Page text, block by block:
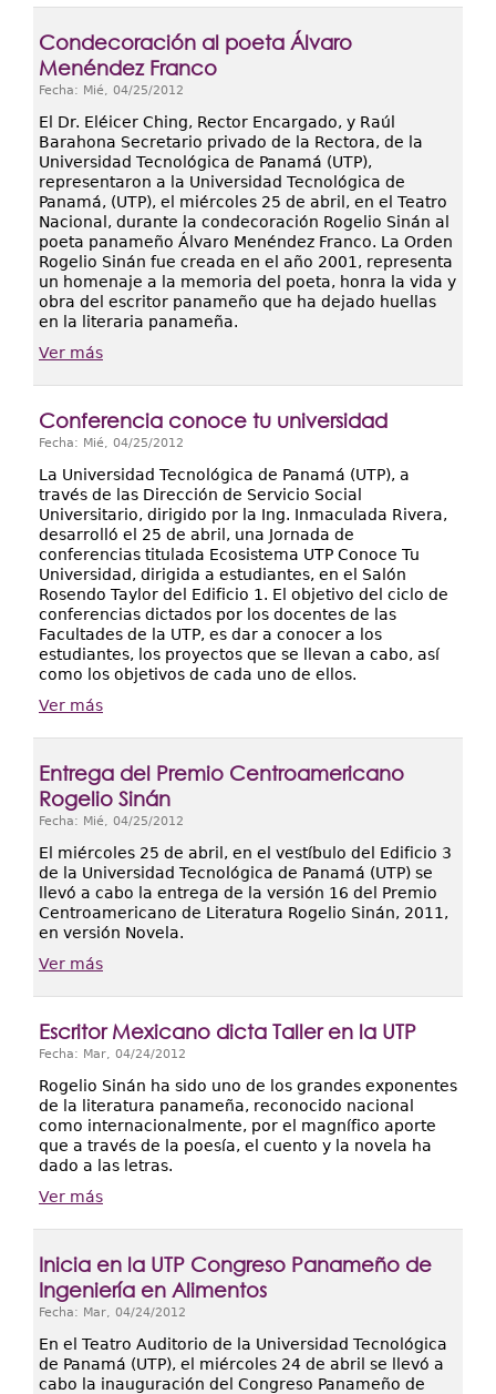
Condecoración al poeta Álvaro
Menéndez Franco
Fecha: Mié, 04/25/2012
El Dr. Eléicer Ching, Rector Encargado, y Raúl
Barahona Secretario privado de la Rectora, de la
Universidad Tecnológica de Panamá (UTP),
representaron a la Universidad Tecnológica de
Panamá, (UTP), el miércoles 25 de abril, en el Teatro
Nacional, durante la condecoración Rogelio Sinán al
poeta panameño Álvaro Menéndez Franco. La Orden
Rogelio Sinán fue creada en el año 2001, representa
un homenaje a la memoria del poeta, honra la vida y
obra del escritor panameño que ha dejado huellas
en la literaria panameña.
Ver más
Conferencia conoce tu universidad
Fecha: Mié, 04/25/2012
La Universidad Tecnológica de Panamá (UTP), a
través de las Dirección de Servicio Social
Universitario, dirigido por la Ing. Inmaculada Rivera,
desarrolló el 25 de abril, una Jornada de
conferencias titulada Ecosistema UTP Conoce Tu
Universidad, dirigida a estudiantes, en el Salón
Rosendo Taylor del Edificio 1. El objetivo del ciclo de
conferencias dictados por los docentes de las
Facultades de la UTP, es dar a conocer a los
estudiantes, los proyectos que se llevan a cabo, así
como los objetivos de cada uno de ellos.
Ver más
Entrega del Premio Centroamericano
Rogelio Sinán
Fecha: Mié, 04/25/2012
El miércoles 25 de abril, en el vestíbulo del Edificio 3
de la Universidad Tecnológica de Panamá (UTP) se
llevó a cabo la entrega de la versión 16 del Premio
Centroamericano de Literatura Rogelio Sinán, 2011,
en versión Novela.
Ver más
Escritor Mexicano dicta Taller en la UTP
Fecha: Mar, 04/24/2012
Rogelio Sinán ha sido uno de los grandes exponentes
de la literatura panameña, reconocido nacional
como internacionalmente, por el magnífico aporte
que a través de la poesía, el cuento y la novela ha
dado a las letras.
Ver más
Inicia en la UTP Congreso Panameño de
Ingeniería en Alimentos
Fecha: Mar, 04/24/2012
En el Teatro Auditorio de la Universidad Tecnológica
de Panamá (UTP), el miércoles 24 de abril se llevó a
cabo la inauguración del Congreso Panameño de